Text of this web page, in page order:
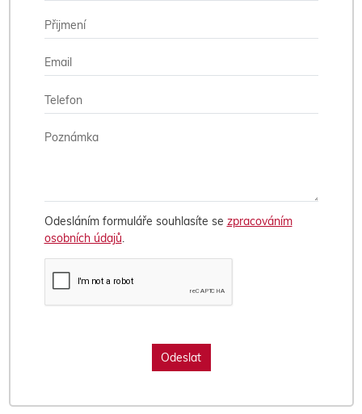
Odesláním formuláře souhlasíte se zpracováním
osobních údajů.